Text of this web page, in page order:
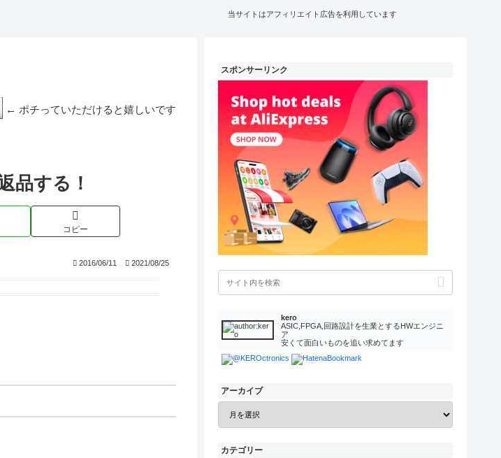
当サイトはアフィリエイト広告を利用しています
← ポチっていただけると嬉しいです
品する！
コピー
2016/06/11 2021/08/25
スポンサーリンク
kero
ASIC,FPGA,回路設計を生業とするHWエンジニ
ア
安くて面白いものを追い求めてます
アーカイブ
カテゴリー